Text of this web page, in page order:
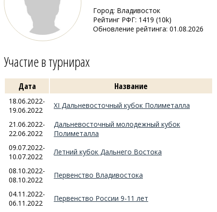
Город: Владивосток
Рейтинг РФГ: 1419 (10k)
Обновление рейтинга: 01.08.2026
Участие в турнирах
Дата Название
18.06.2022-
19.06.2022
XI Дальневосточный кубок Полиметалла
21.06.2022-
22.06.2022
Дальневосточный молодежный кубок
Полиметалла
09.07.2022-
10.07.2022
Летний кубок Дальнего Востока
08.10.2022-
08.10.2022
Первенство Владивостока
04.11.2022-
06.11.2022
Первенство России 9-11 лет